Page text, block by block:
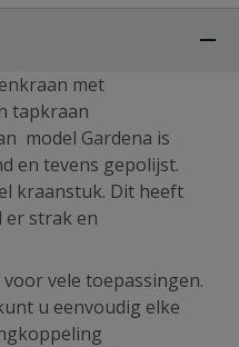
met
tapkraan
model Gardena is
en tevens gepolijst.
kraanstuk. Dit heeft
er strak en
vele toepassingen.
u eenvoudig elke